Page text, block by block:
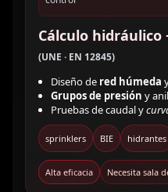
Cálculo hidráulico
(UNE · EN 12845)
Diseño de red húmeda
Grupos de presión y
Pruebas de caudal y
sprinklers BIE hidrantes
Alta eficacia Necesita sala